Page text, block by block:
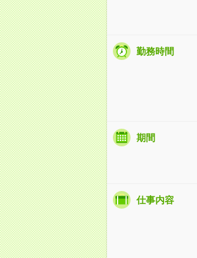
勤務時間
期間
仕事内容